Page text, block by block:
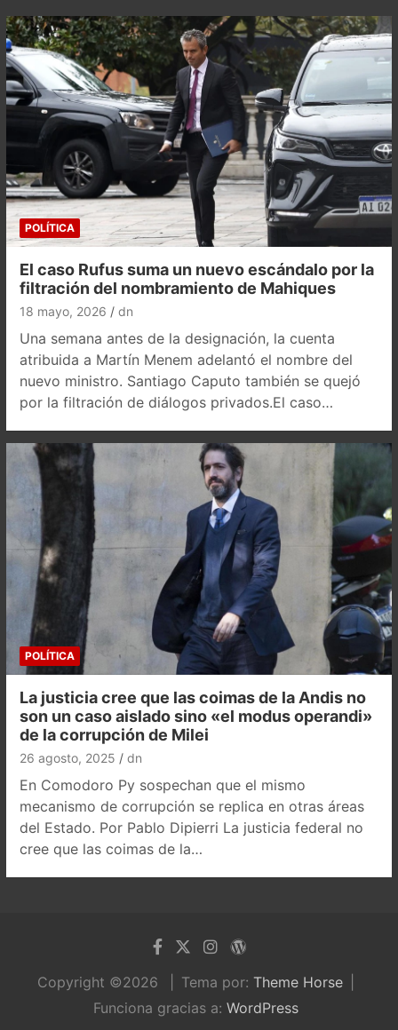
POLÍTICA
El caso Rufus suma un nuevo escándalo por la
filtración del nombramiento de Mahiques
18 mayo, 2026 dn
Una semana antes de la designación, la cuenta
atribuida a Martín Menem adelantó el nombre del
nuevo ministro. Santiago Caputo también se quejó
por la filtración de diálogos privados.El caso…
POLÍTICA
La justicia cree que las coimas de la Andis no
son un caso aislado sino «el modus operandi»
de la corrupción de Milei
26 agosto, 2025 dn
En Comodoro Py sospechan que el mismo
mecanismo de corrupción se replica en otras áreas
del Estado. Por Pablo Dipierri La justicia federal no
cree que las coimas de la…
Copyright ©2026 Tema por: Theme Horse
Funciona gracias a: WordPress